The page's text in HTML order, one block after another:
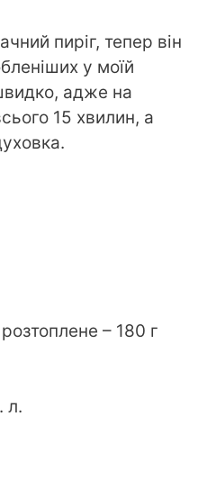
пиріг, тепер він
у моїй
адже на
15 хвилин, а
– 180 г
л.